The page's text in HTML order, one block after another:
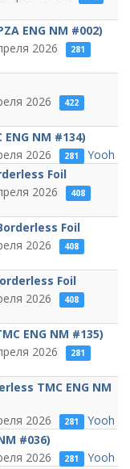
ENG NM #002)
2026 281
2026 422
NM #134)
2026 281
Yooh
Foil
2026 408
Foil
2026 408
Foil
2026 408
ENG NM #135)
2026 281
TMC ENG NM
2026 281
Yooh
#036)
2026 281 Yooh